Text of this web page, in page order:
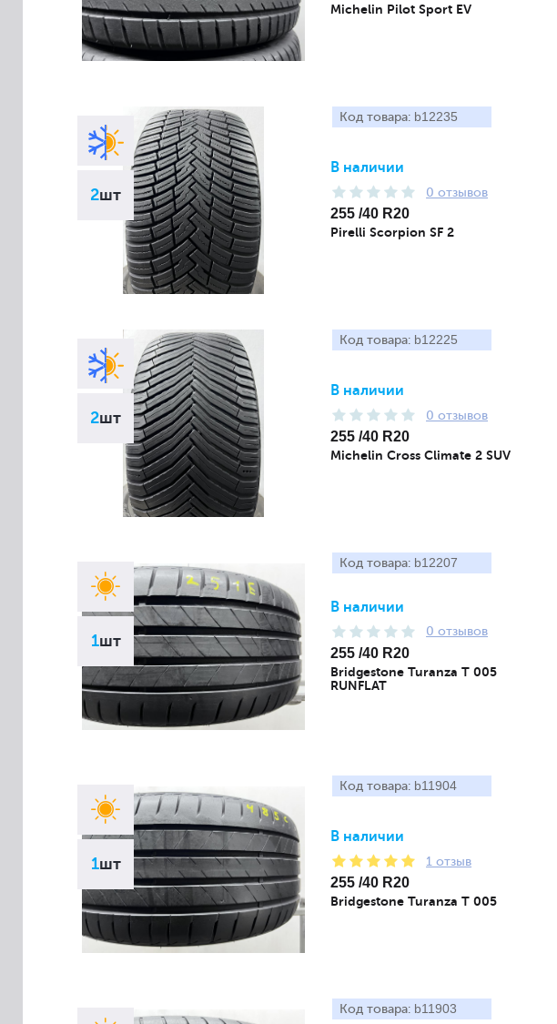
Michelin Pilot Sport EV
2шт
Код товара: b12235
В наличии
0 отзывов
255 /40 R20
Pirelli Scorpion SF 2
2шт
Код товара: b12225
В наличии
0 отзывов
255 /40 R20
Michelin Cross Climate 2 SUV
1шт
Код товара: b12207
В наличии
0 отзывов
255 /40 R20
Bridgestone Turanza T 005
RUNFLAT
1шт
Код товара: b11904
В наличии
1 отзыв
255 /40 R20
Bridgestone Turanza T 005
Код товара: b11903